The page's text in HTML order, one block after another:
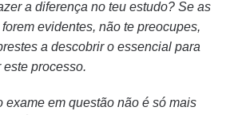
a diferença no teu estudo? Se as
evidentes, não te preocupes,
a descobrir o essencial para
processo.
exame em questão não é só mais